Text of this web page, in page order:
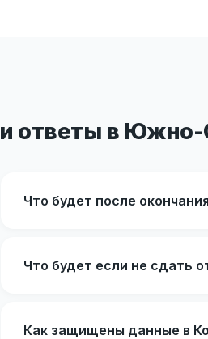
ответы в Южно-
Что будет после
Что будет если не сдать
Как защищены данные в